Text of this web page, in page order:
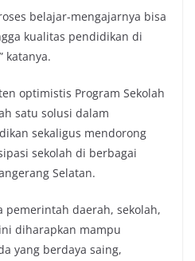
belajar-mengajarnya bisa
kualitas pendidikan di
katanya.
optimistis Program Sekolah
satu solusi dalam
sekaligus mendorong
sekolah di berbagai
Selatan.
pemerintah daerah, sekolah,
diharapkan mampu
yang berdaya saing,